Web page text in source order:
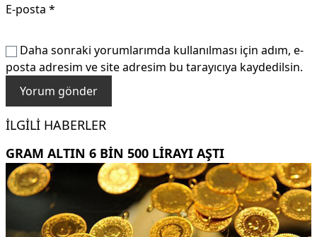
E-posta *
Daha sonraki yorumlarımda kullanılması için adım, e-
posta adresim ve site adresim bu tarayıcıya kaydedilsin.
İLGILI HABERLER
GRAM ALTIN 6 BIN 500 LIRAYI AŞTI